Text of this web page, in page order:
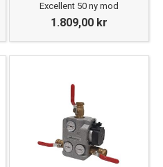
Excellent 50 ny mod
1.809,00 kr